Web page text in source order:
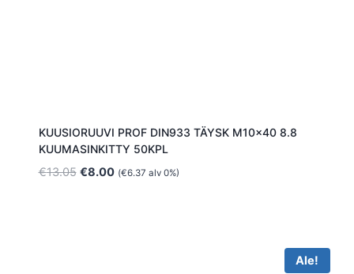
KUUSIORUUVI PROF DIN933 TÄYSK M10x40 8.8
KUUMASINKITTY 50KPL
€13.05 Alkuperäinen
€8.00Nykyinen
(€6.37 alv 0%)
Ale!